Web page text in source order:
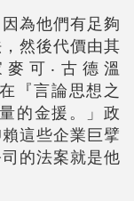
為他們有足夠
然後代價由其
可‧古德溫
『言論思想之
的金援。」政
這些企業巨擘
的法案就是他